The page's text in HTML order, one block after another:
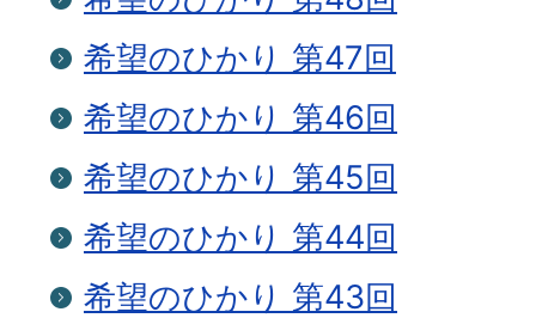
希望のひかり 第47回
希望のひかり 第46回
希望のひかり 第45回
希望のひかり 第44回
希望のひかり 第43回